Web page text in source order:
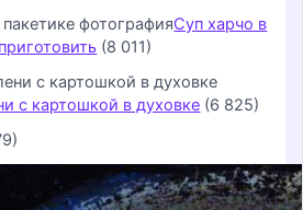
Суп харчо в
(8 011)
с картошкой в духовке (6 825)